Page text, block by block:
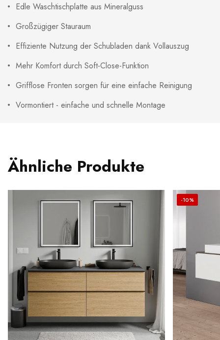
Edle Waschtischplatte aus Mineralguss
Großzügiger Stauraum
Effiziente Nutzung der Schubladen dank Vollauszug
Mehr Komfort durch Soft-Close-Funktion
Grifflose Fronten sorgen für eine einfache Reinigung
Vormontiert - einfache und schnelle Montage
Ähnliche Produkte
-10%